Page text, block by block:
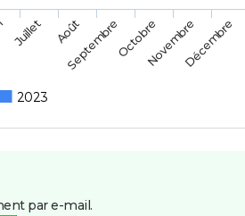
2023
Juillet Août
SeptembreOctobreNovembreDécembre
par e-mail.